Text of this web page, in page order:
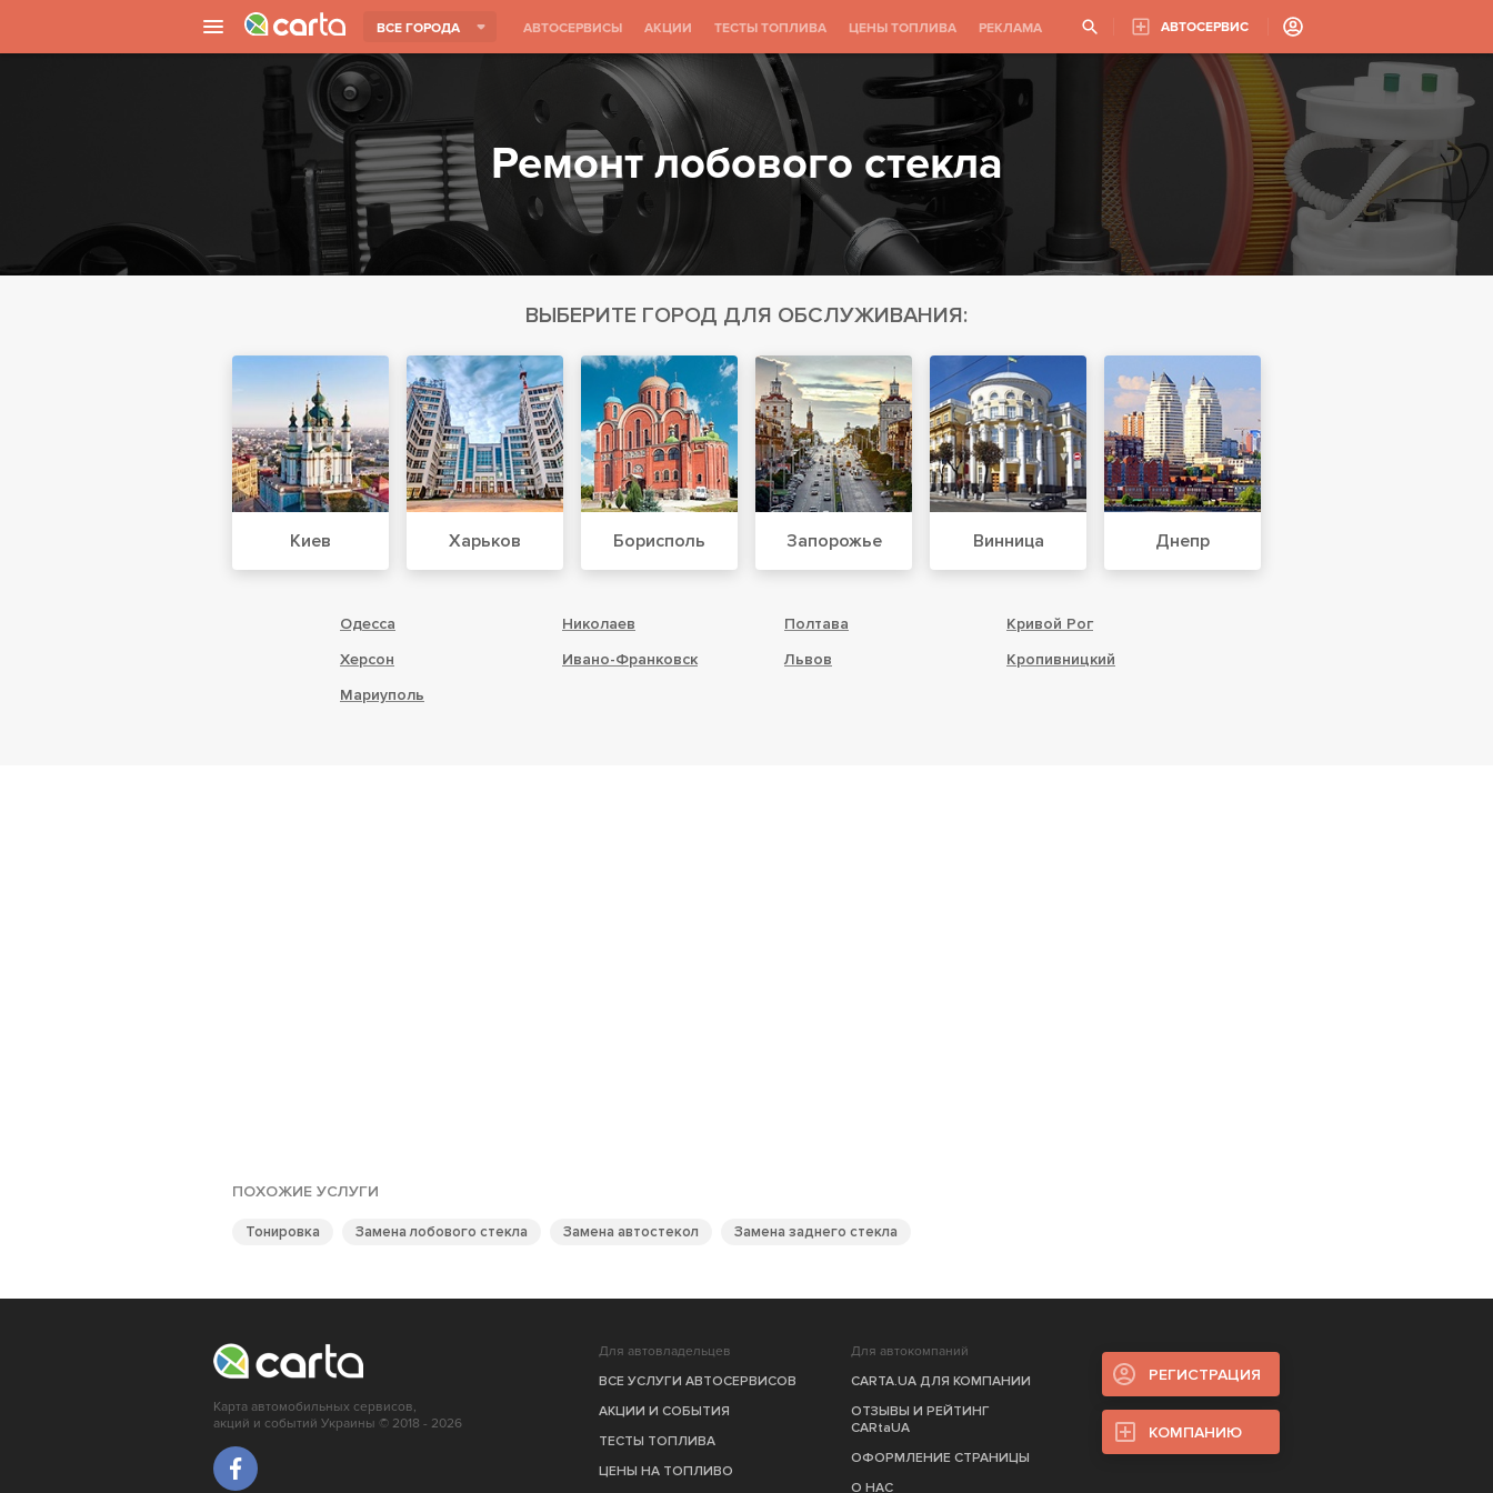
ВСЕ ГОРОДА АВТОСЕРВИСЫ АКЦИИ ТЕСТЫ ТОПЛИВА ЦЕНЫ ТОПЛИВА РЕКЛАМА АВТОСЕРВИС
Ремонт лобового стекла
ВЫБЕРИТЕ ГОРОД ДЛЯ ОБСЛУЖИВАНИЯ:
Киев Харьков Борисполь Запорожье Винница Днепр
Одесса Николаев Полтава
Кривой Рог
Херсон
Ивано-Франковск Львов
Кропивницкий
Мариуполь
ПОХОЖИЕ УСЛУГИ
Тонировка Замена лобового стекла Замена автостекол Замена заднего стекла
Карта автомобильных сервисов,
акций и событий Украины © 2018 - 2026
Для автовладельцев
ВСЕ УСЛУГИ АВТОСЕРВИСОВ
АКЦИИ И СОБЫТИЯ
ТЕСТЫ ТОПЛИВА
ЦЕНЫ НА ТОПЛИВО
Для автокомпаний
CARTA.UA ДЛЯ КОМПАНИИ
ОТЗЫВЫ И РЕЙТИНГ
CARtaUA
ОФОРМЛЕНИЕ СТРАНИЦЫ
О НАС
РЕГИСТРАЦИЯ
КОМПАНИЮ